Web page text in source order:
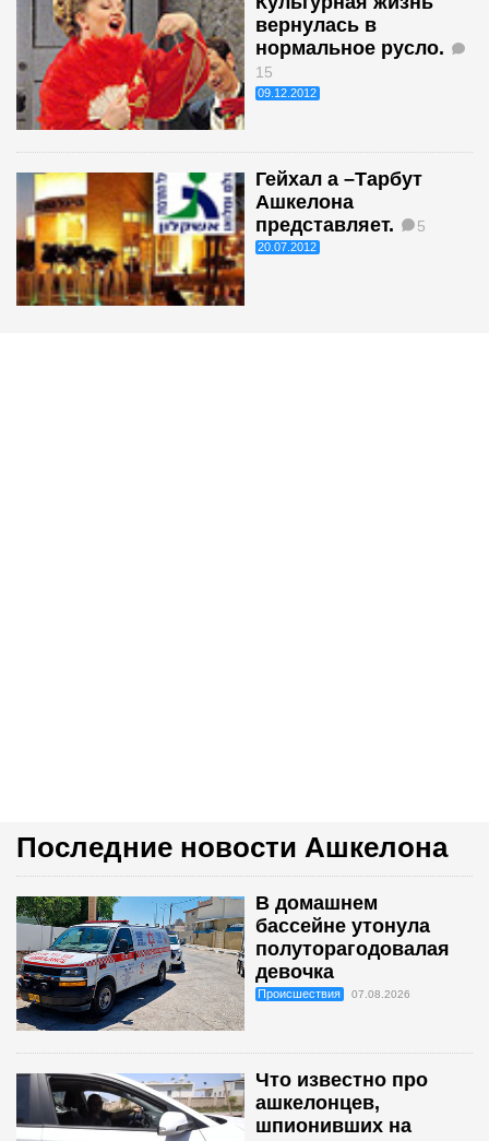
вернулась в
нормальное русло.
15
09.12.2012
Гейхал а –Тарбут
Ашкелона
представляет.
5
20.07.2012
Последние новости Ашкелона
В домашнем
бассейне утонула
полуторагодовалая
девочка
Происшествия 07.08.2026
Что известно про
ашкелонцев,
шпионивших на